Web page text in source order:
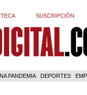
SUSCRIPCIÓN
PANDEMIA DEPORTES